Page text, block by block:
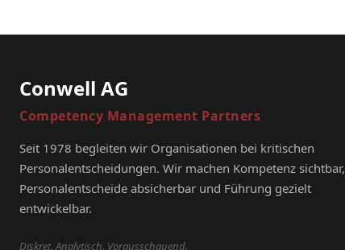
Conwell AG
Competency Management Partners
Seit 1978 begleiten wir Organisationen bei kritischen
Personalentscheidungen. Wir machen Kompetenz sichtbar,
Personalentscheide absicherbar und Führung gezielt
entwickelbar.
Diskret. Analytisch. Vorausschauend.